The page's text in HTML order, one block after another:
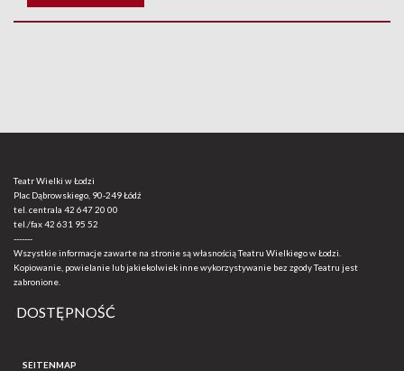
Teatr Wielki w Łodzi
Plac Dąbrowskiego, 90-249 Łódź
tel. centrala 42 647 20 00
tel./fax42 631 95 52
-------
Wszystkie informacje zawarte na stronie są własnością Teatru Wielkiego w Łodzi.
Kopiowanie, powielanie lub jakiekolwiek inne wykorzystywanie bez zgody Teatru jest
zabronione.
DOSTĘPNOŚĆ
SEITENMAP